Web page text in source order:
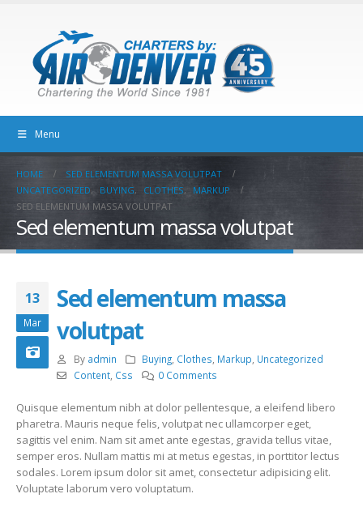
Menu
HOME
SED ELEMENTUM MASSA VOLUTPAT
UNCATEGORIZED, BUYING, CLOTHES,
MARKUP
SED ELEMENTUM MASSA VOLUTPAT
Sed elementum massa volutpat
13
Mar
Sed elementum massa
volutpat
By admin Buying Clothes Markup Uncategorized
Content, Css 0 Comments
Quisque elementum nibh at dolor pellentesque, a eleifend libero
pharetra. Mauris neque felis, volutpat nec ullamcorper eget,
sagittis vel enim. Nam sit amet ante egestas, gravida tellus vitae,
semper eros. Nullam mattis mi at metus egestas, in porttitor lectus
sodales. Lorem ipsum dolor sit amet, consectetur adipisicing elit.
Voluptate laborum vero voluptatum.